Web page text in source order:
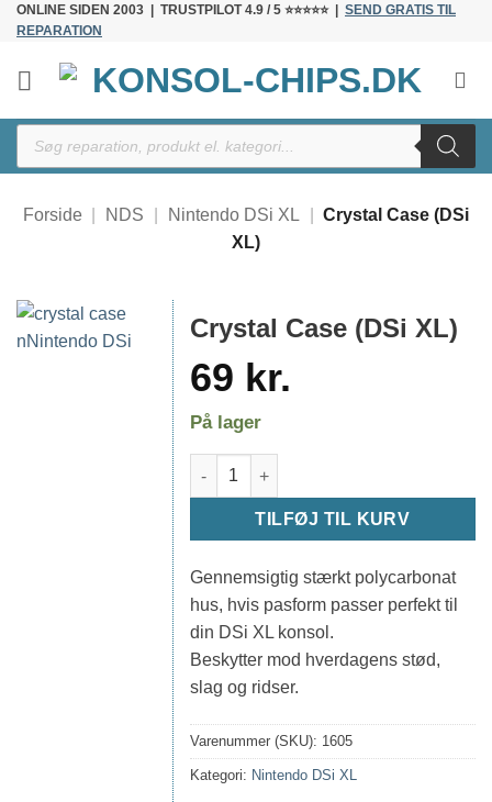
Fortsæt
indhold
ONLINE SIDEN 2003 | TRUSTPILOT 4.9 / 5 ⭐⭐⭐⭐⭐ | SEND GRATIS TIL
REPARATION
Products
search
Forside NDS Nintendo DSi XL
Crystal Case (DSi
XL)
Crystal Case (DSi XL)
69 kr.
På lager
Crystal Case (DSi XL) antal
TILFØJ TIL KURV
Gennemsigtig stærkt polycarbonat
hus, hvis pasform passer perfekt til
din DSi XL konsol.
Beskytter mod hverdagens stød,
slag og ridser.
Varenummer (SKU): 1605
Kategori: Nintendo DSi XL